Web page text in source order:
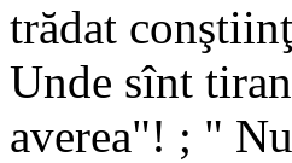
trădat
Unde sînt
averea"! ; "